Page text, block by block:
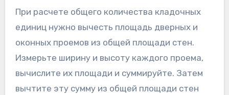
При расчете общего количества кладочных
единиц нужно вычесть площадь дверных и
оконных проемов из общей площади стен.
Измерьте ширину и высоту каждого проема,
вычислите их площади и суммируйте. Затем
вычтите эту сумму из общей площади стен